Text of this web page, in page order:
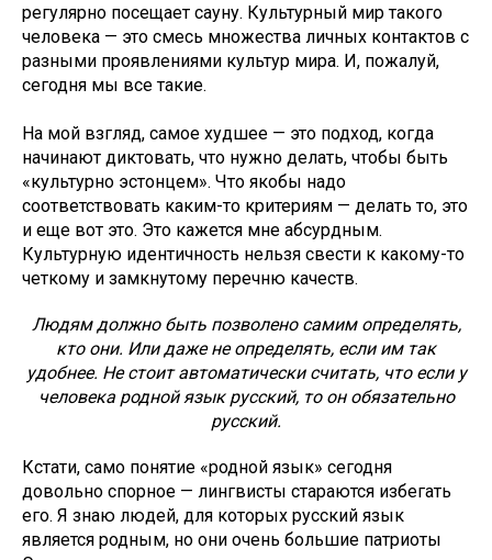
регулярно посещает сауну. Культурный мир такого
человека — это смесь множества личных контактов с
разными проявлениями культур мира. И, пожалуй,
сегодня мы все такие.
На мой взгляд, самое худшее — это подход, когда
начинают диктовать, что нужно делать, чтобы быть
«культурно эстонцем». Что якобы надо
соответствовать каким-то критериям — делать то, это
и еще вот это. Это кажется мне абсурдным.
Культурную идентичность нельзя свести к какому-то
четкому и замкнутому перечню качеств.
Людям должно быть позволено самим определять,
кто они. Или даже не определять, если им так
удобнее. Не стоит автоматически считать, что если у
человека родной язык русский, то он обязательно
русский.
Кстати, само понятие «родной язык» сегодня
довольно спорное — лингвисты стараются избегать
его. Я знаю людей, для которых русский язык
является родным, но они очень большие патриоты